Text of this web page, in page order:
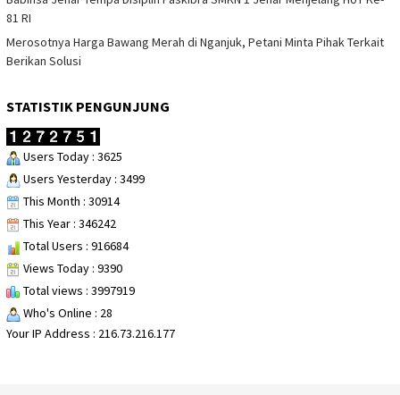
81 RI
Merosotnya Harga Bawang Merah di Nganjuk, Petani Minta Pihak Terkait
Berikan Solusi
STATISTIK PENGUNJUNG
Users Today : 3625
Users Yesterday : 3499
This Month : 30914
This Year : 346242
Total Users : 916684
Views Today : 9390
Total views : 3997919
Who's Online : 28
Your IP Address : 216.73.216.177